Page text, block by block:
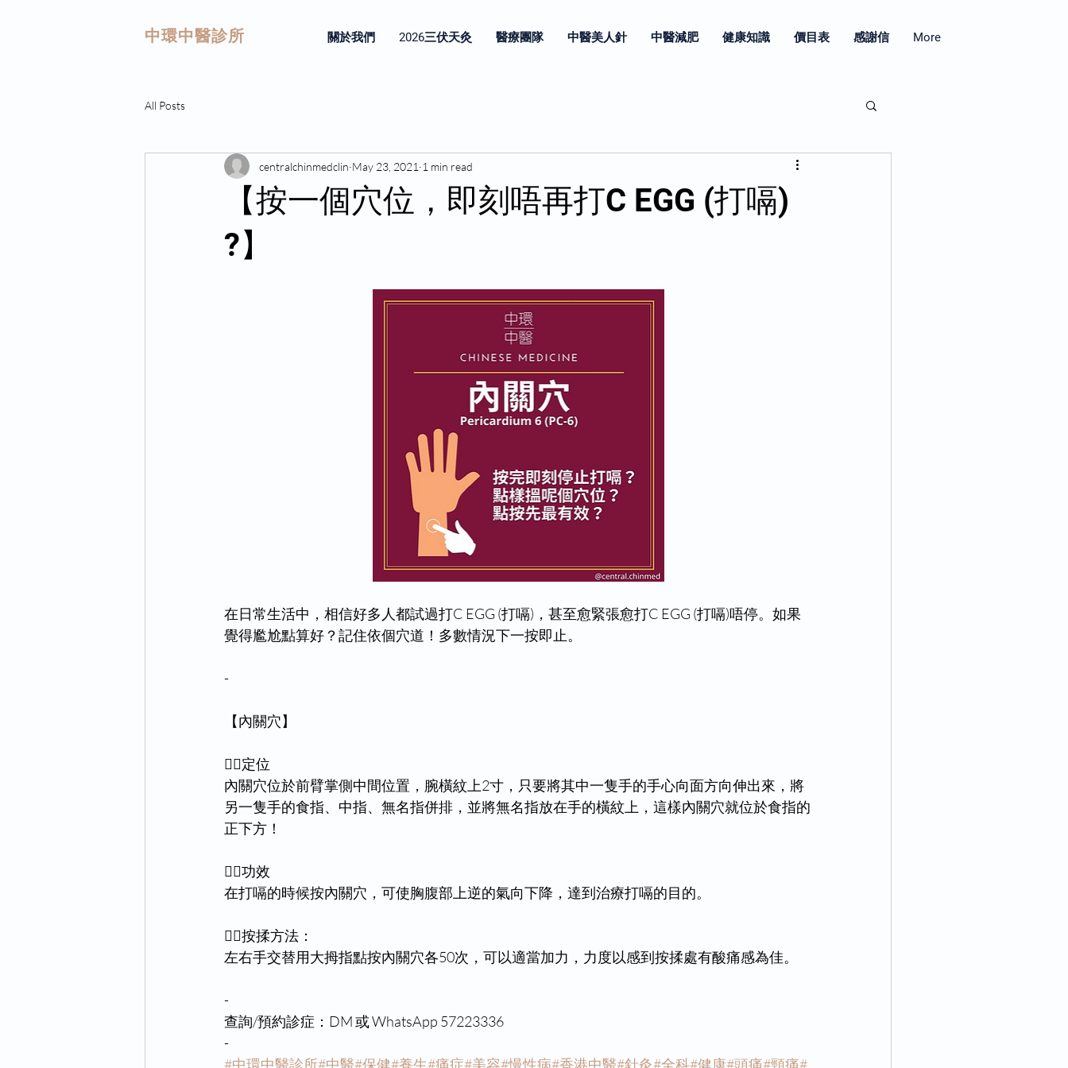
關於我們 2026三伏天灸 醫療團隊 中醫美人針 中醫減肥 健康知識 價目表 感謝信 More
中環中醫診所
All Posts
【按一個穴位，即刻唔再打C EGG (打嗝)
?】
centralchinmedclin May 23, 2021 1 min read
在日常生活中，相信好多人都試過打C EGG (打嗝)，甚至愈緊張愈打C EGG (打嗝)唔停。如果
覺得尷尬點算好？記住依個穴道！多數情況下一按即止。
-
【內關穴】
👉🏻定位
內關穴位於前臂掌側中間位置，腕橫紋上2寸，只要將其中一隻手的手心向面方向伸出來，將
另一隻手的食指、中指、無名指併排，並將無名指放在手的橫紋上，這樣內關穴就位於食指的
正下方！
👉🏻功效
在打嗝的時候按內關穴，可使胸腹部上逆的氣向下降，達到治療打嗝的目的。
👉🏻按揉方法：
左右手交替用大拇指點按內關穴各50次，可以適當加力，力度以感到按揉處有酸痛感為佳。
-
查詢/預約診症：DM 或 WhatsApp 57223336
-
#中環中醫診所#中醫#保健#養生#痛症#美容#慢性病#香港中醫#針灸#全科#健康#頭痛#頸痛#